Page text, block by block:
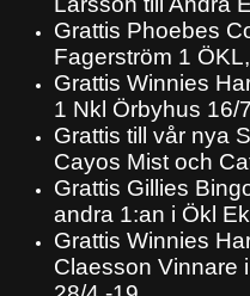
Grattis Phoebes
Fagerström 1
Grattis Winnies
1 Nkl Örbyhus 16/
Grattis till vår nya
Cayos Mist och
Grattis Gillies
andra 1:an i Ökl
Grattis Winnies
Claesson Vinnare